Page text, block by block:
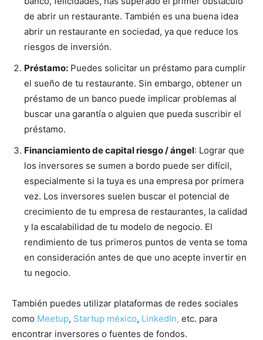
de abrir un restaurante. También es una buena idea
abrir un restaurante en sociedad, ya que reduce los
riesgos de inversión.
Préstamo: Puedes solicitar un préstamo para cumplir
el sueño de tu restaurante. Sin embargo, obtener un
préstamo de un banco puede implicar problemas al
buscar una garantía o alguien que pueda suscribir el
préstamo.
Financiamiento de capital riesgo / ángel: Lograr que
los inversores se sumen a bordo puede ser difícil,
especialmente si la tuya es una empresa por primera
vez. Los inversores suelen buscar el potencial de
crecimiento de tu empresa de restaurantes, la calidad
y la escalabilidad de tu modelo de negocio. El
rendimiento de tus primeros puntos de venta se toma
en consideración antes de que uno acepte invertir en
tu negocio.
También puedes utilizar plataformas de redes sociales
como Meetup, Startup méxico, LinkedIn, etc. para
encontrar inversores o fuentes de fondos.